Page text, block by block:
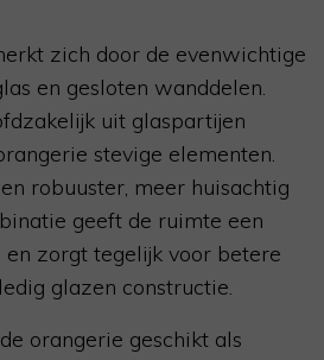
zich door de evenwichtige
en gesloten wanddelen.
uit glaspartijen
stevige elementen.
robuuster, meer huisachtig
geeft de ruimte een
zorgt tegelijk voor betere
glazen constructie.
orangerie geschikt als